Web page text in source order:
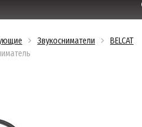
Звукосниматели
BELCAT